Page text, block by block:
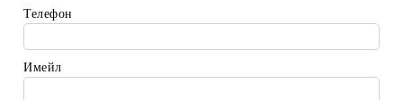
Телефон
Имейл